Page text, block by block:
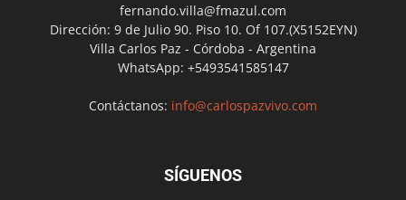
fernando.villa@fmazul.com
Dirección: 9 de Julio 90. Piso 10. Of 107.(X5152EYN)
Villa Carlos Paz - Córdoba - Argentina
WhatsApp: +5493541585147
Contáctanos: info@carlospazvivo.com
SÍGUENOS